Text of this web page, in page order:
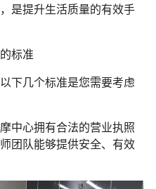
是提升生活质量的有效手
标准
下几个标准是您需要考虑
中心拥有合法的营业执照
团队能够提供安全、有效